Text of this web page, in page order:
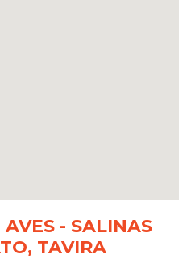
- SALINAS
TAVIRA